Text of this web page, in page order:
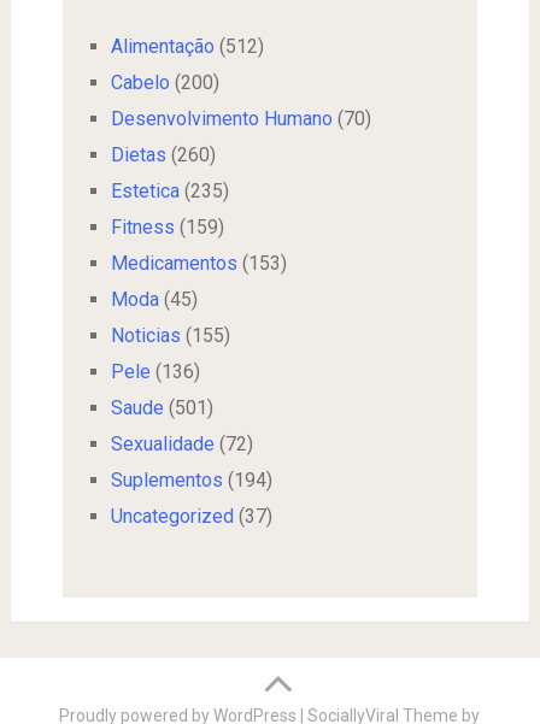
Alimentação (512)
Cabelo (200)
Desenvolvimento Humano (70)
Dietas (260)
Estetica(235)
Fitness (159)
Medicamentos (153)
Moda(45)
Noticias (155)
Pele (136)
Saude (501)
Sexualidade (72)
Suplementos (194)
Uncategorized (37)
Proudly powered by WordPress |SociallyViral Theme by